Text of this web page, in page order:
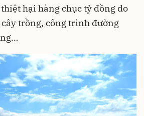
hại hàng chục tỷ đồng do
trồng, công trình đường